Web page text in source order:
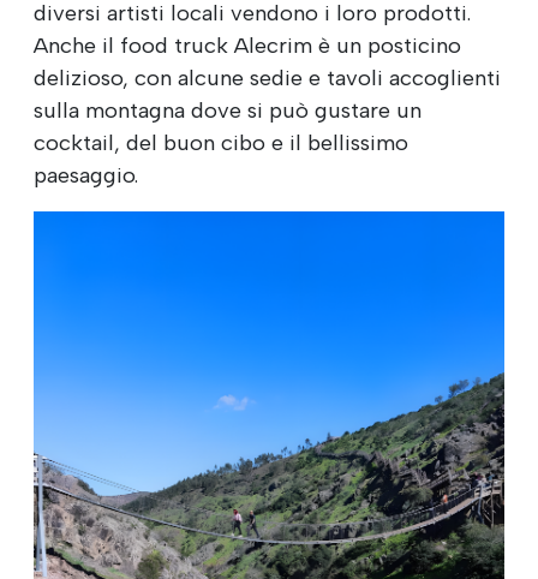
diversi artisti locali vendono i loro prodotti.
Anche il food truck Alecrim è un posticino
delizioso, con alcune sedie e tavoli accoglienti
sulla montagna dove si può gustare un
cocktail, del buon cibo e il bellissimo
paesaggio.